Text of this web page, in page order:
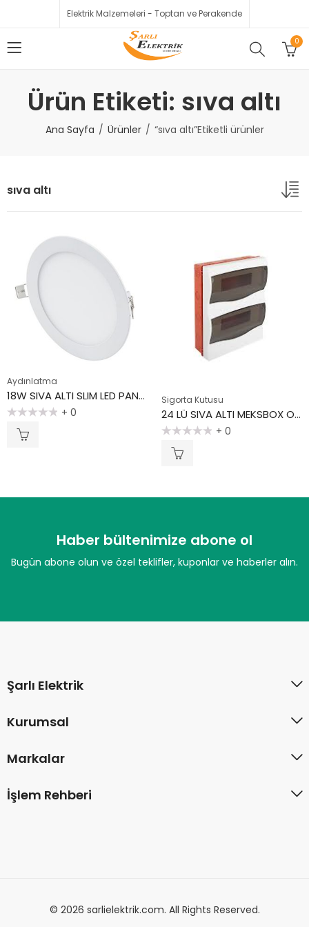
Elektrik Malzemeleri - Toptan ve Perakende
0
Ürün Etiketi: sıva altı
Ana Sayfa Ürünler “sıva altı”Etiketli ürünler
sıva altı
Aydınlatma
18W SIVA ALTI SLIM LED PANEL SPOT ARMATÜR 6000K YUVARLAK-BEYAZ IŞIK
üzerinden
+ 0
Sigorta Kutusu
24 LÜ SIVA ALTI MEKSBOX OTOMAT KUTUSU
üzerinden
+ 0
Haber bültenimize abone ol
Bugün abone olun ve özel teklifler, kuponlar ve haberler alın.
Şarlı Elektrik
Kurumsal
Markalar
İşlem Rehberi
© 2026 sarlielektrik.com. All Rights Reserved.